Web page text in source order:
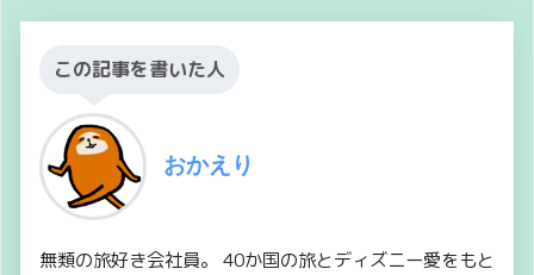
この記事を書いた人
おかえり
無類の旅好き会社員。 40か国の旅とディズニー愛をもと